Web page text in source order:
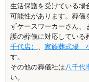
生活保護を受けている場
可能性があります。葬儀
ずケースワーカーさん、
護の葬儀に対応している
千代店）
家族葬式場
す。
その他の葬儀社は八千代
い。